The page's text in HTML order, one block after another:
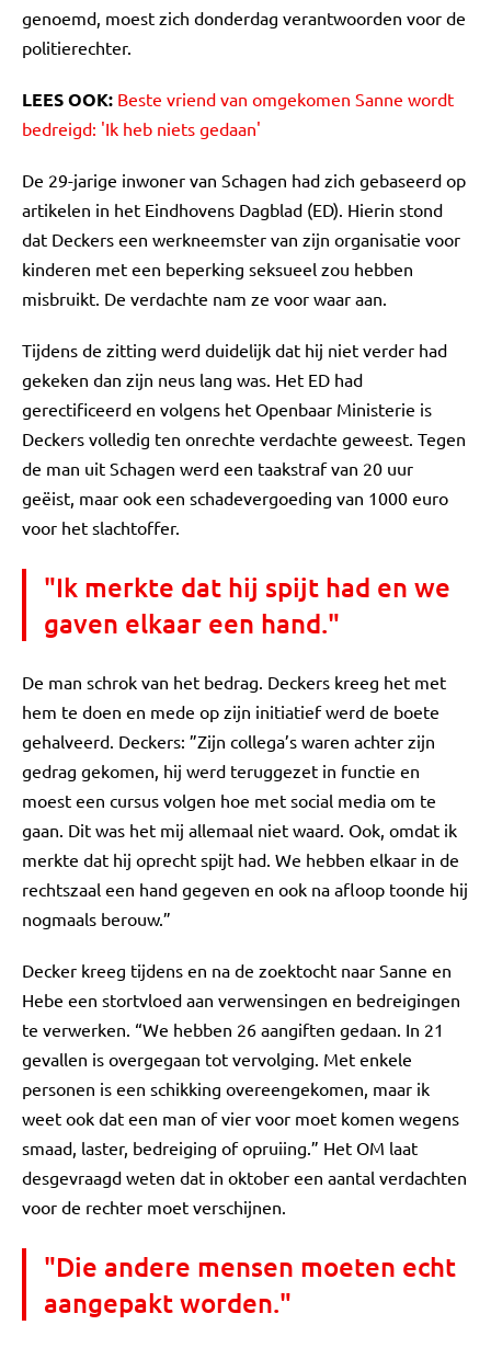
genoemd, moest zich donderdag verantwoorden voor de
politierechter.
LEES OOK: Beste vriend van omgekomen Sanne wordt
bedreigd: 'Ik heb niets gedaan'
De 29-jarige inwoner van Schagen had zich gebaseerd op
artikelen in het Eindhovens Dagblad (ED). Hierin stond
dat Deckers een werkneemster van zijn organisatie voor
kinderen met een beperking seksueel zou hebben
misbruikt. De verdachte nam ze voor waar aan.
Tijdens de zitting werd duidelijk dat hij niet verder had
gekeken dan zijn neus lang was. Het ED had
gerectificeerd en volgens het Openbaar Ministerie is
Deckers volledig ten onrechte verdachte geweest. Tegen
de man uit Schagen werd een taakstraf van 20 uur
geëist, maar ook een schadevergoeding van 1000 euro
voor het slachtoffer.
"Ik merkte dat hij spijt had en we
gaven elkaar een hand."
De man schrok van het bedrag. Deckers kreeg het met
hem te doen en mede op zijn initiatief werd de boete
gehalveerd. Deckers: ”Zijn collega’s waren achter zijn
gedrag gekomen, hij werd teruggezet in functie en
moest een cursus volgen hoe met social media om te
gaan. Dit was het mij allemaal niet waard. Ook, omdat ik
merkte dat hij oprecht spijt had. We hebben elkaar in de
rechtszaal een hand gegeven en ook na afloop toonde hij
nogmaals berouw.”
Decker kreeg tijdens en na de zoektocht naar Sanne en
Hebe een stortvloed aan verwensingen en bedreigingen
te verwerken. “We hebben 26 aangiften gedaan. In 21
gevallen is overgegaan tot vervolging. Met enkele
personen is een schikking overeengekomen, maar ik
weet ook dat een man of vier voor moet komen wegens
smaad, laster, bedreiging of opruiing.” Het OM laat
desgevraagd weten dat in oktober een aantal verdachten
voor de rechter moet verschijnen.
"Die andere mensen moeten echt
aangepakt worden."